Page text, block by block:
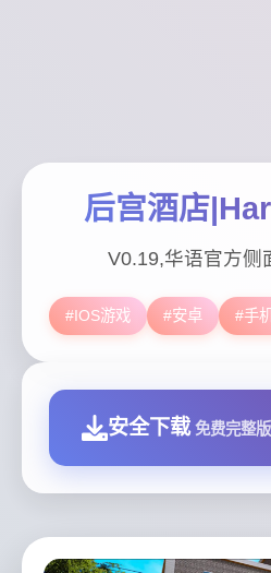
后宫酒店
V0.19,华语官方侧
#IOS游戏 #安卓 #手
安全下载 免费完整版